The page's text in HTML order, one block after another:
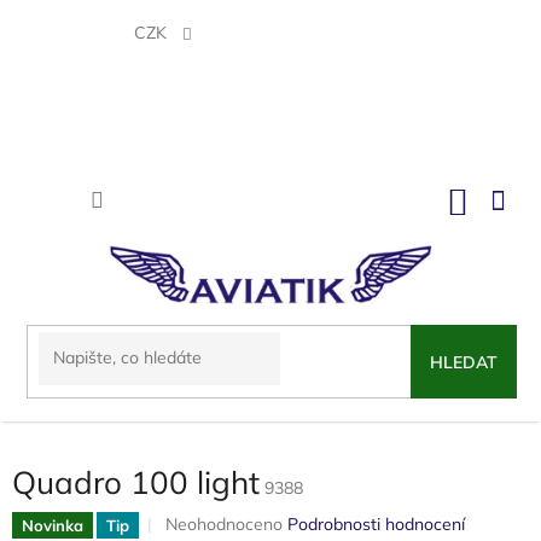
CZK
HLEDAT
Quadro 100 light 9388
Novinka Tip
Průměrné
Neohodnoceno Podrobnosti hodnocení